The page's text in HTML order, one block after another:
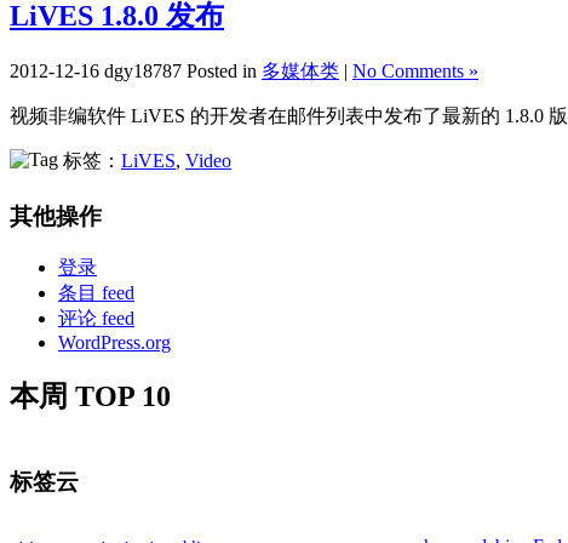
LiVES 1.8.0 发布
2012-12-16 dgy18787 Posted in 多媒体类 | No Comments »
视频非编软件 LiVES 的开发者在邮件列表中发布了最新的 1.8.0
标签： LiVES, Video
其他操作
登录
条目 feed
评论 feed
WordPress.org
本周 TOP 10
标签云